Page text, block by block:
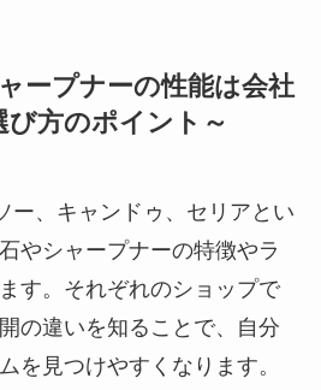
ープナーの性能は会社
方のポイント～
ー、キャンドゥ、セリアとい
やシャープナーの特徴やラ
す。それぞれのショップで
の違いを知ることで、自分
を見つけやすくなります。